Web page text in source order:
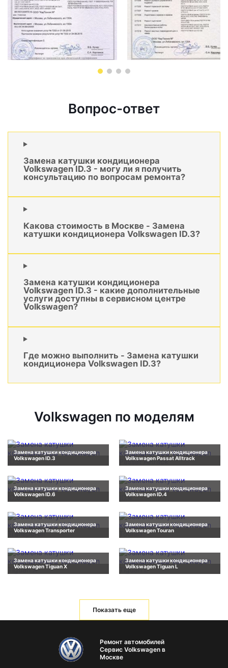
Вопрос-ответ
Замена катушки кондиционера
Volkswagen ID.3 - могу ли я получить
консультацию по вопросам ремонта?
Какова стоимость в Москве - Замена
катушки кондиционера Volkswagen ID.3?
Замена катушки кондиционера
Volkswagen ID.3 - какие дополнительные
услуги доступны в сервисном центре
Volkswagen?
Где можно выполнить - Замена катушки
кондиционера Volkswagen ID.3?
Volkswagen по моделям
Замена катушки кондиционера
Volkswagen ID.3
Замена катушки кондиционера
Volkswagen Passat Alltrack
Замена катушки кондиционера
Volkswagen ID.6
Замена катушки кондиционера
Volkswagen ID.4
Замена катушки кондиционера
Volkswagen Transporter
Замена катушки кондиционера
Volkswagen Touran
Замена катушки кондиционера
Volkswagen Tiguan X
Замена катушки кондиционера
Volkswagen Tiguan L
Показать еще
Ремонт автомобилей
Сервис Volkswagen в
Москве